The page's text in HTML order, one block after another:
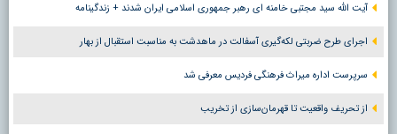
آیت الله سید مجتبی خامنه ای رهبر جمهوری اسلامی ایران شدند + زندگینامه
اجرای طرح ضربتی لکه‌گیری آسفالت در ماهدشت به مناسبت استقبال از بهار
سرپرست اداره میراث فرهنگی فردیس معرفی شد
از تحریف واقعیت تا قهرمان‌سازی از تخریب